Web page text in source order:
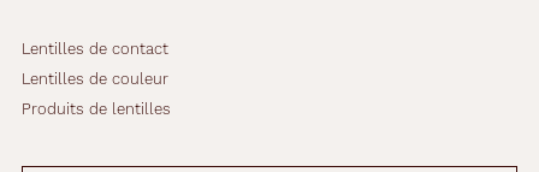
Lentilles de contact
Lentilles de couleur
Produits de lentilles